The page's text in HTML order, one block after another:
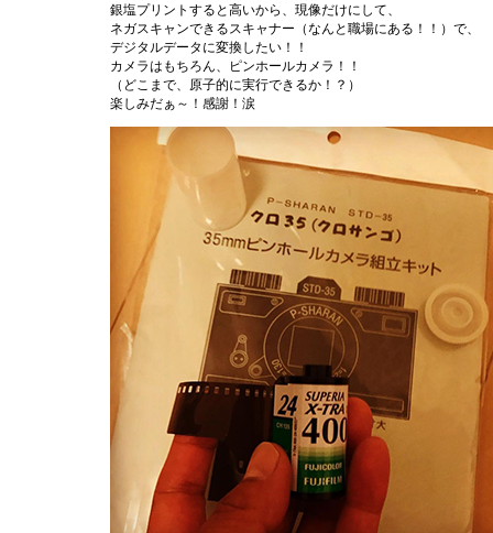
銀塩プリントすると高いから、現像だけにして、
ネガスキャンできるスキャナー（なんと職場にある！！）で、
デジタルデータに変換したい！！
カメラはもちろん、ピンホールカメラ！！
（どこまで、原子的に実行できるか！？）
楽しみだぁ～！感謝！涙